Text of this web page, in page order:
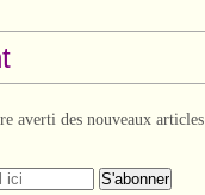
averti des nouveaux articles